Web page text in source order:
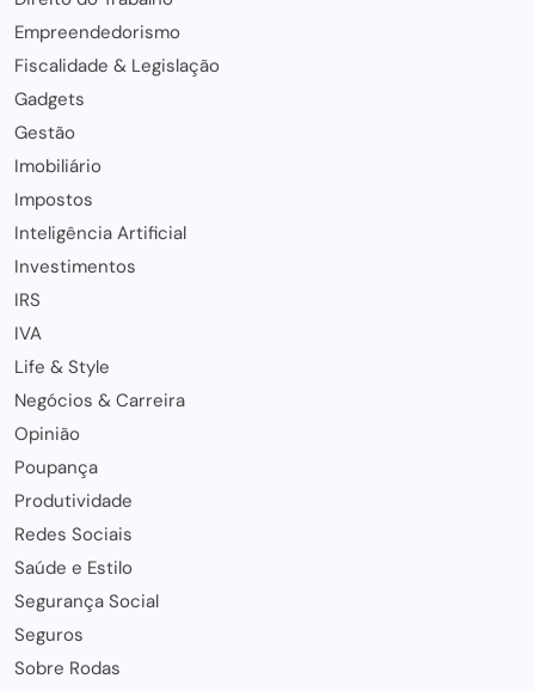
Empreendedorismo
Fiscalidade & Legislação
Gadgets
Gestão
Imobiliário
Impostos
Inteligência Artificial
Investimentos
IRS
IVA
Life & Style
Negócios & Carreira
Opinião
Poupança
Produtividade
Redes Sociais
Saúde e Estilo
Segurança Social
Seguros
Sobre Rodas